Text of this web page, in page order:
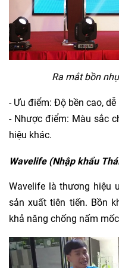
Ra mắt bồn
- Ưu điểm: Độ bền cao,
- Nhược điểm: Màu sắc
hiệu khác.
Wavelife (Nhập khẩu
Wavelife là thương hiệu
sản xuất tiên tiến. Bồn
khả năng chống nấm